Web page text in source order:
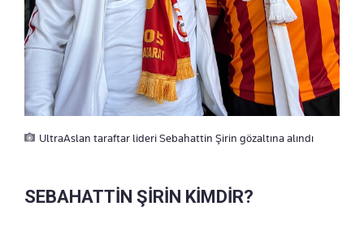
UltraAslan taraftar lideri Sebahattin Şirin gözaltına alındı
SEBAHATTİN ŞİRİN KİMDİR?